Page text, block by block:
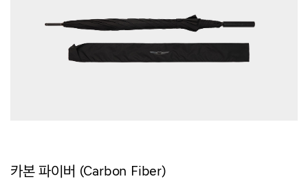
카본 파이버 (Carbon Fiber)